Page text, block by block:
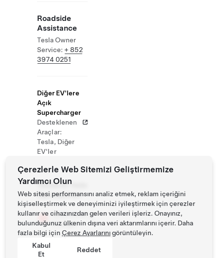
Roadside
Assistance
Tesla Owner
Service: + 852
3974 0251
Diğer EV'lere
Açık
Supercharger
Desteklenen
Araçlar:
Tesla, Diğer
EV'ler
Tesiste Ek Tesla
Operasyonları
Destination
Charger
Çerezlerle Web Sitemizi Geliştirmemize
Yardımcı Olun
Web sitesi performansını analiz etmek, reklam içeriğini
kişiselleştirmek ve deneyiminizi iyileştirmek için çerezler
kullanır ve cihazınızdan gelen verileri işleriz. Onayınız,
bulunduğunuz ülkenin dışına veri aktarımlarını içerir. Daha
fazla bilgi için Çerez Ayarlarınıgörüntüleyin.
Kabul
Et
Reddet